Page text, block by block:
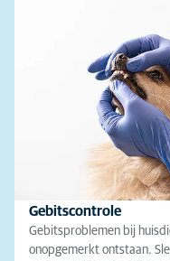
Gebitscontrole
Gebitsproblemen bij
onopgemerkt ontstaan.